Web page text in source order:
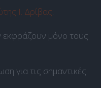
Ι. Δρίβας.
μόνο τους
για τις σημαντικές